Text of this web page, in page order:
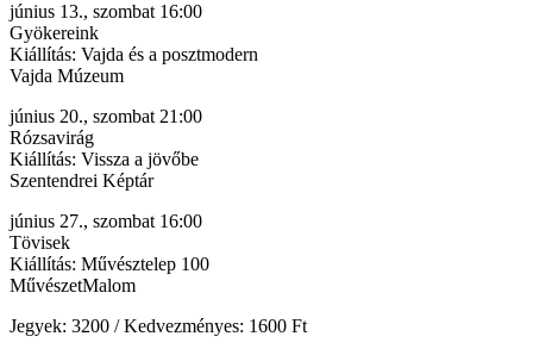
június 13., szombat 16:00
Gyökereink
Kiállítás: Vajda és a posztmodern
Vajda Múzeum
június 20., szombat 21:00
Rózsavirág
Kiállítás: Vissza a jövőbe
Szentendrei Képtár
június 27., szombat 16:00
Tövisek
Kiállítás: Művésztelep 100
MűvészetMalom
Jegyek: 3200 / Kedvezményes: 1600 Ft